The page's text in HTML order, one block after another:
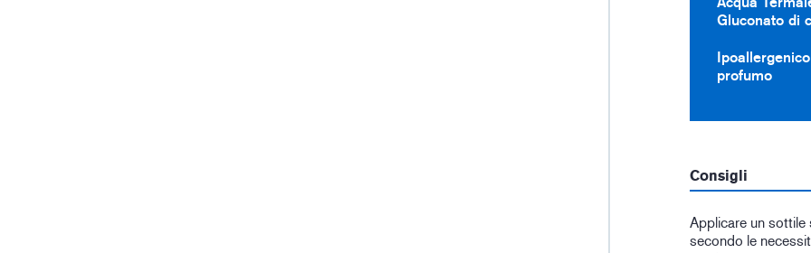
Gluconato di
Ipoallergenico
profumo
Consigli
Applicare un
secondo le